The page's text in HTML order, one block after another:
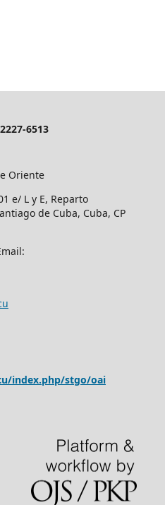
6513
Oriente
e/ L y E, Reparto
de Cuba, Cuba, CP
index.php/stgo/oai